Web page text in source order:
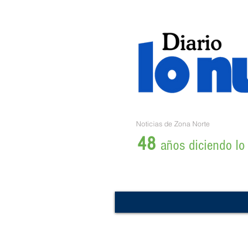
Noticias de Zona Norte
48 años diciendo